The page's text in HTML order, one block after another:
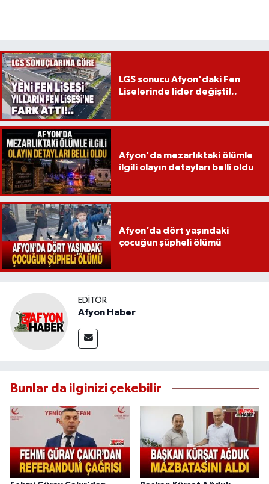
LGS sonucu Afyon'daki Fen
Liselerinde lider değişti!..
Afyon'da mezarlıktaki ölümle
ilgili olayın detayları belli oldu
Afyon’da dört yaşındaki
çocuğun şüpheli ölümü
EDITÖR
Afyon Haber
Bunlar da ilginizi çekebilir